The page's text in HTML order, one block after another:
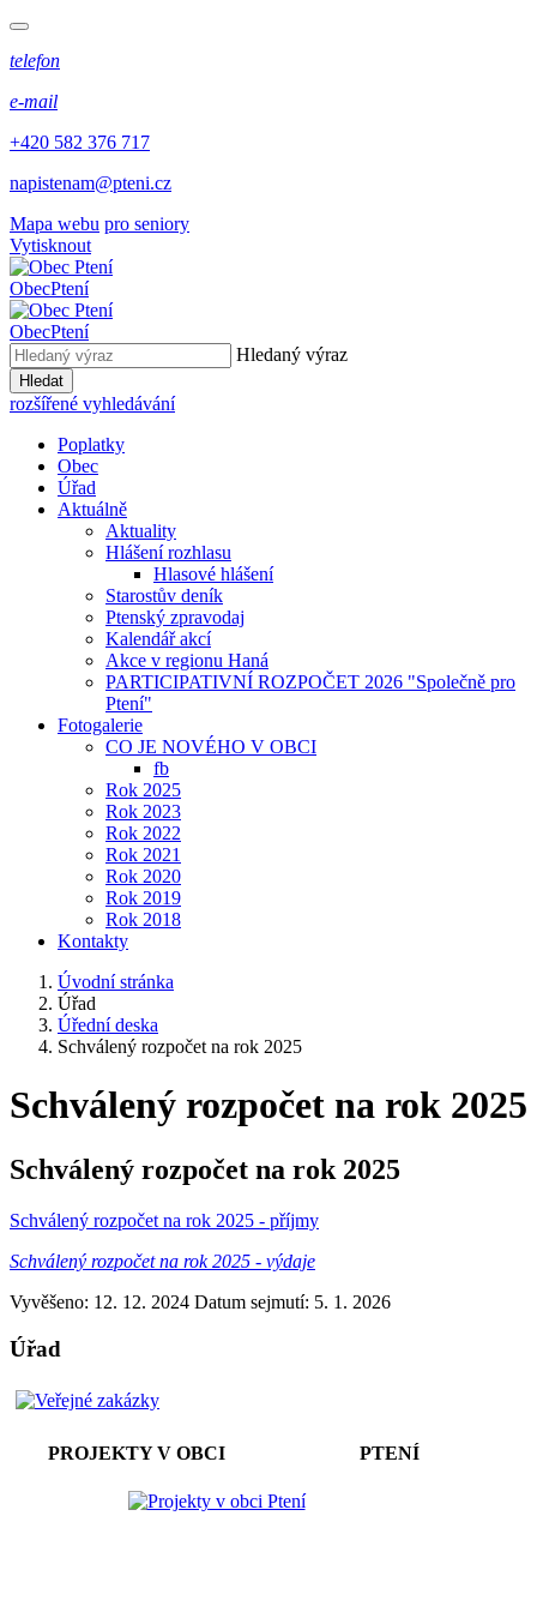
telefon
e-mail
+420 582 376 717
napistenam@pteni.cz
Mapa webu pro seniory
Vytisknout
ObecPtení
ObecPtení
Hledaný výraz
Hledat
rozšířené vyhledávání
Poplatky
Obec
Úřad
Aktuálně
Aktuality
Hlášení rozhlasu
Hlasové hlášení
Starostův deník
Ptenský zpravodaj
Kalendář akcí
Akce v regionu Haná
PARTICIPATIVNÍ ROZPOČET 2026 "Společně pro
Ptení"
Fotogalerie
CO JE NOVÉHO V OBCI
fb
Rok 2025
Rok 2023
Rok 2022
Rok 2021
Rok 2020
Rok 2019
Rok 2018
Kontakty
Úvodní stránka
Úřad
Úřední deska
Schválený rozpočet na rok 2025
Schválený rozpočet na rok 2025
Schválený rozpočet na rok 2025
Schválený rozpočet na rok 2025 - příjmy
Schválený rozpočet na rok 2025 - výdaje
Vyvěšeno: 12. 12. 2024 Datum sejmutí: 5. 1. 2026
Úřad
PROJEKTY V OBCI PTENÍ